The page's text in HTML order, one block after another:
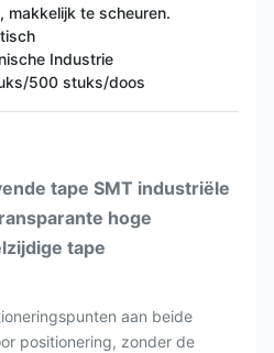
makkelijk te scheuren.
Industrie
500 stuks/doos
tape SMT industriële
hoge
tape
aan beide
positionering, zonder de